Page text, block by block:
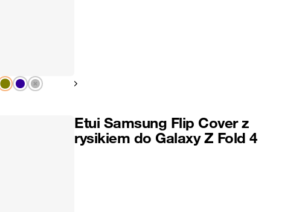
Pokaż następny
Etui Samsung Flip Cover z
rysikiem do Galaxy Z Fold 4